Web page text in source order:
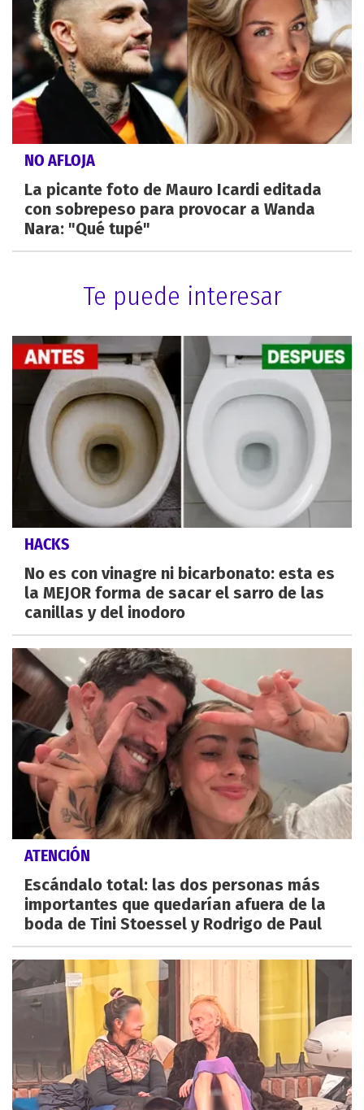
NO AFLOJA
La picante foto de Mauro Icardi editada
con sobrepeso para provocar a Wanda
Nara: "Qué tupé"
Te puede interesar
HACKS
No es con vinagre ni bicarbonato: esta es
la MEJOR forma de sacar el sarro de las
canillas y del inodoro
ATENCIÓN
Escándalo total: las dos personas más
importantes que quedarían afuera de la
boda de Tini Stoessel y Rodrigo de Paul